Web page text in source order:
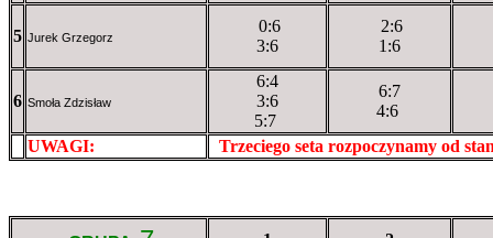
5 Jurek Grzegorz
0:6
3:6
2:6
1:6
6 Smoła Zdzisław
6:4
3:6
5:7
6:7
4:6
UWAGI:
Trzeciego seta rozpoczynamy od